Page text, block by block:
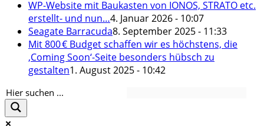
WP-Website mit Baukasten von IONOS, STRATO etc.
erstellt- und nun…4. Januar 2026 - 10:07
Seagate Barracuda8. September 2025 - 11:33
Mit 800 € Budget schaffen wir es höchstens, die
‚Coming Soon‘-Seite besonders hübsch zu
gestalten1. August 2025 - 10:42